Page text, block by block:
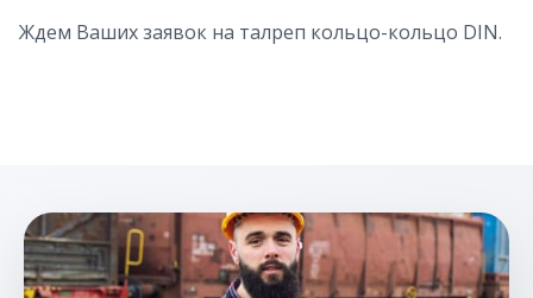
Ждем Ваших заявок на талреп кольцо-кольцо DIN.